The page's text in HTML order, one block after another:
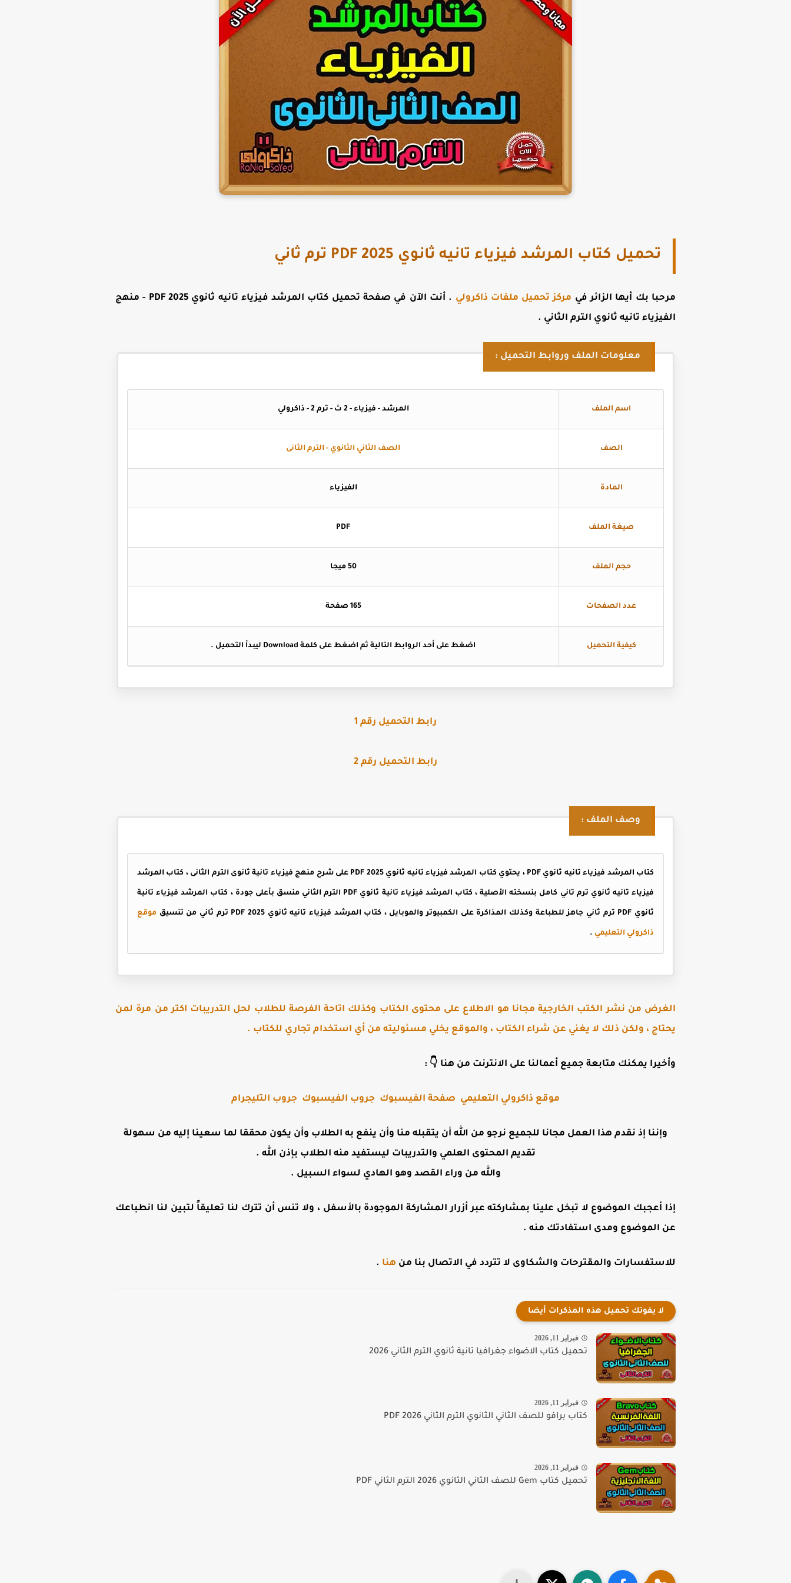
تحميل كتاب المرشد فيزياء تانيه ثانوي PDF 2025 ترم ثاني
مرحبا بك أيها الزائر في مركز تحميل ملفات ذاكرولي . أنت الآن في صفحة
تحميل كتاب المرشد فيزياء تانيه ثانوي PDF 2025 - منهج
الفيزياء تانيه ثانوي الترم الثاني .
معلومات الملف وروابط التحميل :
اسم الملف المرشد - فيزياء - 2 ث - ترم 2 - ذاكرولي
الصف الصف الثاني الثانوي - الترم الثانى
المادة الفيزياء
صيغة الملف PDF
حجم الملف 50 ميجا
عدد الصفحات 165 صفحة
كيفية التحميل اضغط على أحد الروابط التالية ثم اضغط على كلمة Download ليبدأ التحميل .
رابط التحميل رقم 1
رابط التحميل رقم 2
وصف الملف :
كتاب المرشد فيزياء تانيه ثانوي PDF ، يحتوي كتاب المرشد فيزياء تانيه ثانوي PDF 2025 على شرح منهج فيزياء تانية ثانوى الترم الثانى ، كتاب المرشد
فيزياء تانيه ثانوي ترم تاني كامل بنسخته الأصلية ، كتاب المرشد فيزياء تانية ثانوي PDF الترم الثاني منسق بأعلى جودة ، كتاب المرشد فيزياء تانية
ثانوي PDF ترم ثاني جاهز للطباعة وكذلك المذاكرة على الكمبيوتر والموبايل ، كتاب المرشد فيزياء تانيه ثانوي PDF 2025 ترم ثاني من تنسيق موقع
ذاكرولي التعليمي .
الغرض من نشر الكتب الخارجية مجانا هو الاطلاع على محتوى الكتاب وكذلك اتاحة الفرصة للطلاب لحل التدريبات اكتر من مرة لمن
يحتاج ، ولكن ذلك لا يغني عن شراء الكتاب ، والموقع يخلي مسئوليته من أي استخدام تجاري للكتاب .
وأخيرا يمكنك متابعة جميع أعمالنا على الانترنت من هنا 👇 :
موقع ذاكرولي التعليمي صفحة الفيسبوك جروب الفيسبوك جروب التليجرام
وإننا إذ نقدم هذا العمل مجانا للجميع نرجو من الله أن يتقبله منا وأن ينفع به الطلاب وأن يكون محققا لما سعينا إليه من سهولة
تقديم المحتوى العلمي والتدريبات ليستفيد منه الطلاب بإذن الله .
والله من وراء القصد وهو الهادي لسواء السبيل .
إذا أعجبك الموضوع لا تبخل علينا بمشاركته عبر أزرار المشاركة الموجودة بالأسفل ، ولا تنس أن تترك لنا تعليقاً لتبين لنا انطباعك
عن الموضوع ومدى استفادتك منه .
للاستفسارات والمقترحات والشكاوى لا تتردد في الاتصال بنا من هنا .
لا يفوتك تحميل هذه المذكرات أيضا
فبراير 11, 2026
تحميل كتاب الاضواء جغرافيا تانية ثانوي الترم الثاني 2026
فبراير 11, 2026
كتاب برافو للصف الثاني الثانوي الترم الثاني 2026 PDF
فبراير 11, 2026
تحميل كتاب Gem للصف الثاني الثانوي 2026 الترم الثاني PDF